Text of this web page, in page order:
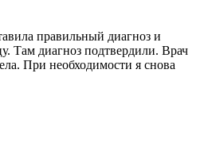
правильный диагноз и
Там диагноз подтвердили. Врач
При необходимости я снова